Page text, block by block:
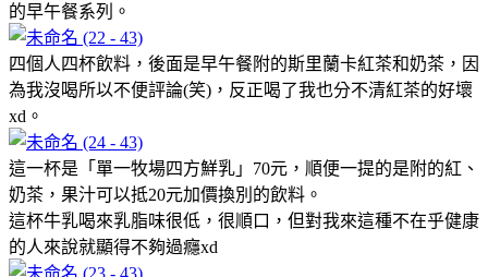
的早午餐系列。
四個人四杯飲料，後面是早午餐附的斯里蘭卡紅茶和奶茶，因
為我沒喝所以不便評論(笑)，反正喝了我也分不清紅茶的好壞
xd。
這一杯是「單一牧場四方鮮乳」70元，順便一提的是附的紅、
奶茶，果汁可以抵20元加價換別的飲料。
這杯牛乳喝來乳脂味很低，很順口，但對我來這種不在乎健康
的人來說就顯得不夠過癮xd